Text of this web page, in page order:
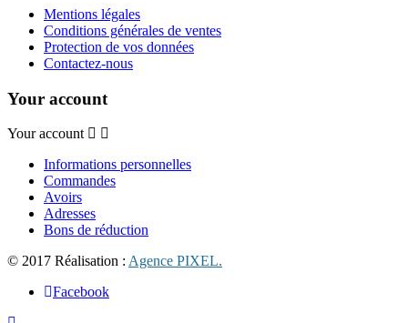
Mentions légales
Conditions générales de ventes
Protection de vos données
Contactez-nous
Your account
Your account
Informations personnelles
Commandes
Avoirs
Adresses
Bons de réduction
© 2017 Réalisation : Agence PIXEL.
Facebook